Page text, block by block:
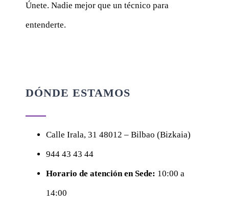
Únete. Nadie mejor que un técnico para
entenderte.
DÓNDE ESTAMOS
Calle Irala, 31 48012 – Bilbao (Bizkaia)
944 43 43 44
Horario de atención en Sede: 10:00 a
14:00